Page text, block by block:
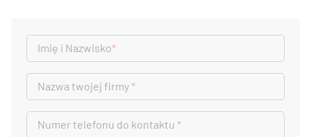
Imię i Nazwisko*
Nazwa twojej firmy*
Numer telefonu do kontaktu *